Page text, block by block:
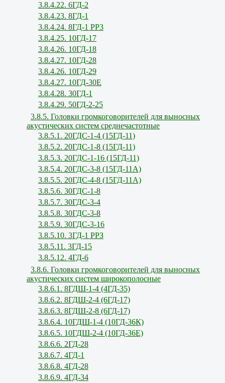
3.8.4.22. 6ГД-2
3.8.4.23. 8ГД-1
3.8.4.24. 8ГД-1 РР3
3.8.4.25. 10ГД-17
3.8.4.26. 10ГД-18
3.8.4.27. 10ГД-28
3.8.4.26. 10ГД-29
3.8.4.27. 10ГД-30Е
3.8.4.28. 30ГД-1
3.8.4.29. 50ГД-2-25
3.8.5. Головки громкоговорителей для выносных
акустических систем среднечастотные
3.8.5.1. 20ГДС-1-4 (15ГД-11)
3.8.5.2. 20ГДС-1-8 (15ГД-11)
3.8.5.3. 20ГДС-1-16 (15ГД-11)
3.8.5.4. 20ГДС-3-8 (15ГД-11А)
3.8.5.5. 20ГДС-4-8 (15ГД-11А)
3.8.5.6. 30ГДС-1-8
3.8.5.7. 30ГДС-3-4
3.8.5.8. 30ГДС-3-8
3.8.5.9. 30ГДС-3-16
3.8.5.10. 3ГД-1 РРЗ
3.8.5.11. 3ГД-15
3.8.5.12. 4ГД-6
3.8.6. Головки громкоговорителей для выносных
акустических систем широкополосные
3.8.6.1. 8ГДШ-1-4 (4ГД-35)
3.8.6.2. 8ГДШ-2-4 (6ГД-17)
3.8.6.3. 8ГДШ-2-8 (6ГД-17)
3.8.6.4. 10ГДШ-1-4 (10ГД-36К)
3.8.6.5. 10ГДШ-2-4 (10ГД-36Е)
3.8.6.6. 2ГД-28
3.8.6.7. 4ГД-1
3.8.6.8. 4ГД-28
3.8.6.9. 4ГД-34